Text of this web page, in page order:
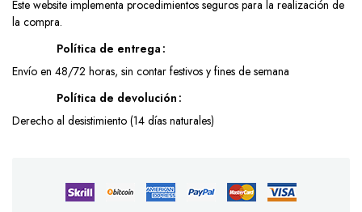
Este website implementa procedimientos seguros para la realización de
la compra.
Política de entrega
Envío en 48/72 horas, sin contar festivos y fines de semana
Política de devolución
Derecho al desistimiento (14 días naturales)